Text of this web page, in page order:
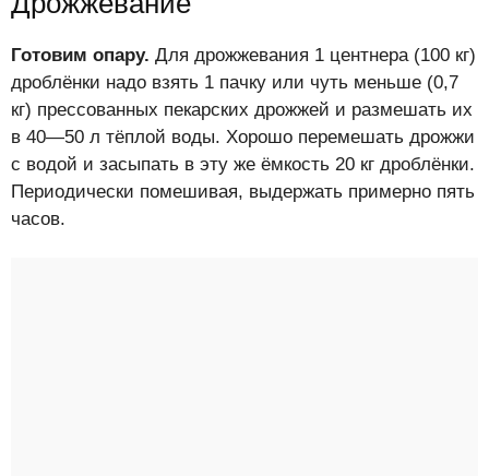
Готовим опару. Для дрожжевания 1 центнера (100 кг)
дроблёнки надо взять 1 пачку или чуть меньше (0,7
кг) прессованных пекарских дрожжей и размешать их
в 40—50 л тёплой воды. Хорошо перемешать дрожжи
с водой и засыпать в эту же ёмкость 20 кг дроблёнки.
Периодически помешивая, выдержать примерно пять
часов.